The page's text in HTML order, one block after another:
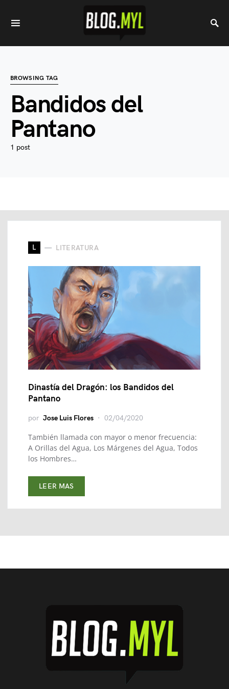
BROWSING TAG
Bandidos del
Pantano
1 post
L LITERATURA
Dinastía del Dragón: los Bandidos del
Pantano
por Jose Luis Flores 02/04/2020
También llamada con mayor o menor frecuencia:
A Orillas del Agua, Los Márgenes del Agua, Todos
los Hombres…
LEER MAS